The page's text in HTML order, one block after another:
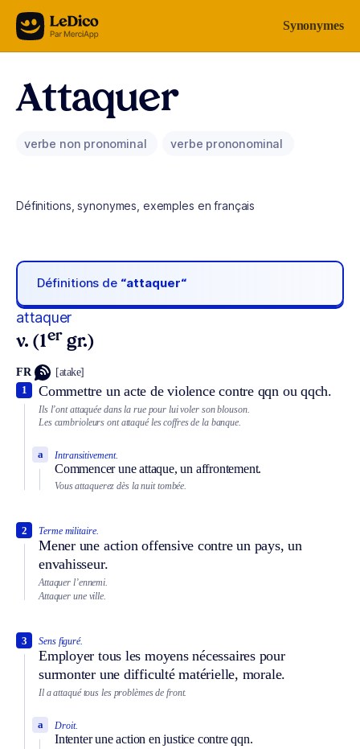
Aller au contenu Synonymes
Attaquer
verbe non pronominal verbe prononominal
Définitions, synonymes, exemples en français
Définitions de “attaquer“
attaquer
v. (1er gr.)
FR [atake]
Commettre un acte de violence contre qqn ou qqch.
1
Ils l’ont attaquée dans la rue pour lui voler son blouson.
Les cambrioleurs ont attaqué les coffres de la banque.
Intransitivement.
Commencer une attaque, un affrontement.
a
Vous attaquerez dès la nuit tombée.
Terme militaire.
Mener une action offensive contre un pays, un
envahisseur.
2
Attaquer l’ennemi.
Attaquer une ville.
Sens figuré.
Employer tous les moyens nécessaires pour
surmonter une difficulté matérielle, morale.
3
Il a attaqué tous les problèmes de front.
Droit.
Intenter une action en justice contre qqn.
a